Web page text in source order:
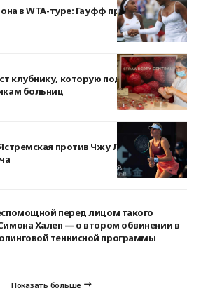
в WTA-туре: Гауфф против Уильямс
клубнику, которую подготовили к
больниц
против Чжу Линь в первом
перед лицом такого
Халеп — о втором обвинении в
теннисной программы
Показать больше